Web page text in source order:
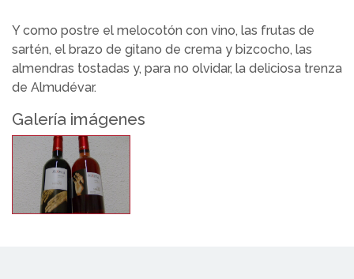
Y como postre el melocotón con vino, las frutas de
sartén, el brazo de gitano de crema y bizcocho, las
almendras tostadas y, para no olvidar, la deliciosa trenza
de Almudévar.
Galería imágenes